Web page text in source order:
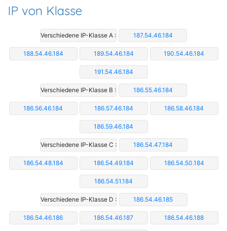
IP von Klasse
Verschiedene IP-Klasse A : 187.54.46.184
188.54.46.184 189.54.46.184 190.54.46.184
191.54.46.184
Verschiedene IP-Klasse B : 186.55.46.184
186.56.46.184 186.57.46.184 186.58.46.184
186.59.46.184
Verschiedene IP-Klasse C : 186.54.47.184
186.54.48.184 186.54.49.184 186.54.50.184
186.54.51.184
Verschiedene IP-Klasse D : 186.54.46.185
186.54.46.186 186.54.46.187 186.54.46.188